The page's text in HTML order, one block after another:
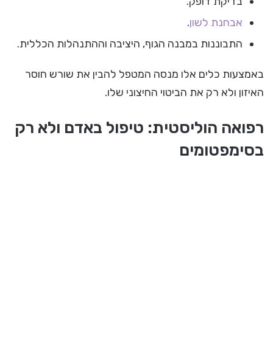
אבחנת לשון.
התבוננות במבנה הגוף, היציבה וההתנהלות הכללית.
באמצעות כלים אלו מנסה המטפל להבין את שורש חוסר
האיזון ולא רק את הביטוי החיצוני שלו.
רפואה הוליסטית: טיפול באדם ולא רק
בסימפטומים